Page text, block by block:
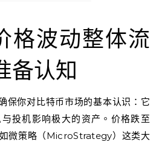
格波动整体流
备认知
保你对比特币市场的基本认识：它
投机影响极大的资产。价格跌至
微策略（MicroStrategy）这类大